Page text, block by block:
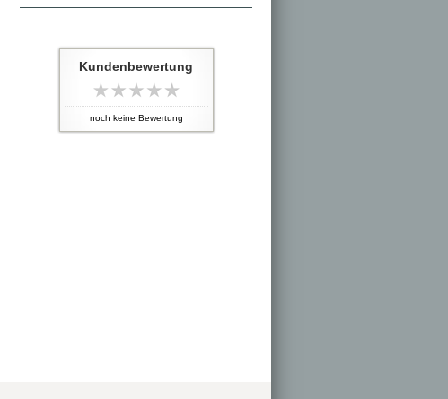
Kundenbewertung
noch keine Bewertung